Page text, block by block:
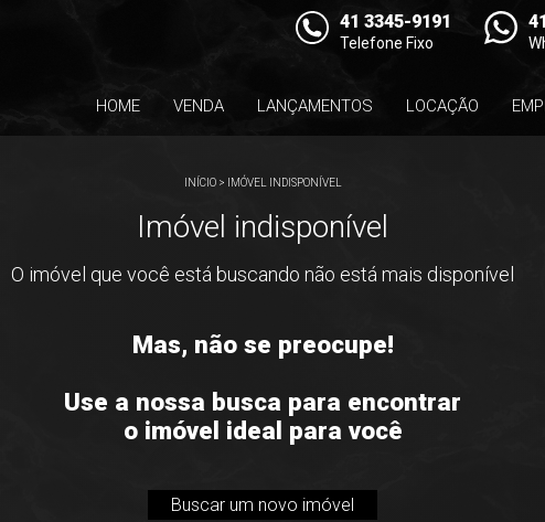
41 3345-9191
Telefone Fixo
HOME VENDA LANÇAMENTOS LOCAÇÃO
INÍCIO> IMÓVEL INDISPONÍVEL
Imóvel indisponível
O imóvel que você está buscando não está mais disponível
Mas, não se preocupe!
Use a nossa busca para encontrar
o imóvel ideal para você
Buscar um novo imóvel